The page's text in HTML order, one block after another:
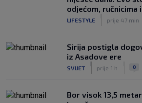
odjećom, ručnicima
LIFESTYLE prije 47 min
Sirija postigla
iz Asadove ere
SVIJET prije 1 h 0
Bor visok 13,5